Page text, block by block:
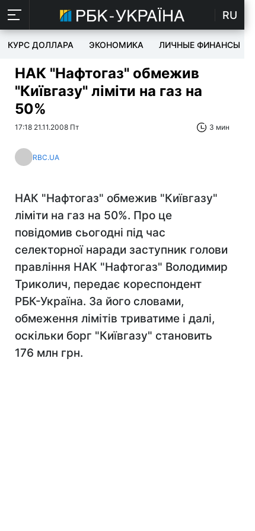
RU
КУРС ДОЛЛАРА ЭКОНОМИКА ЛИЧНЫЕ ФИНАНСЫ
НАК "Нафтогаз" обмежив
"Київгазу" ліміти на газ на
50%
17:18 21.11.2008 Пт 3 мин
RBC.UA
НАК "Нафтогаз" обмежив "Київгазу"
ліміти на газ на 50%. Про це
повідомив сьогодні під час
селекторної наради заступник голови
правління НАК "Нафтогаз" Володимир
Триколич, передає кореспондент
РБК-Україна. За його словами,
обмеження лімітів триватиме і далі,
оскільки борг "Київгазу" становить
176 млн грн.